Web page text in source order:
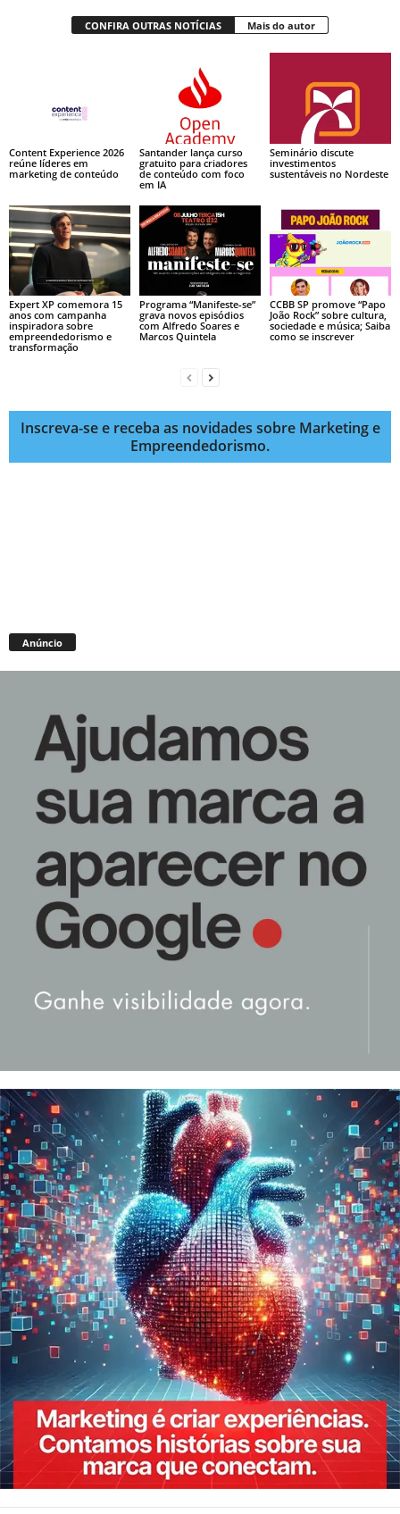
CONFIRA OUTRAS NOTÍCIAS Mais do autor
Content Experience 2026
reúne líderes em
marketing de conteúdo
Santander lança curso
gratuito para criadores
de conteúdo com foco
em IA
Seminário discute
investimentos
sustentáveis no Nordeste
Expert XP comemora 15
anos com campanha
inspiradora sobre
empreendedorismo e
transformação
Programa “Manifeste-se”
grava novos episódios
com Alfredo Soares e
Marcos Quintela
CCBB SP promove “Papo
João Rock” sobre cultura,
sociedade e música; Saiba
como se inscrever
Inscreva-se e receba as novidades sobre Marketing e
Empreendedorismo.
Anúncio